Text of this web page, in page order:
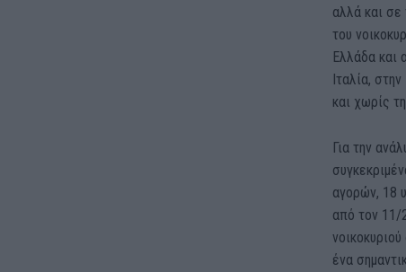
αλλά και
του
Ελλάδα και
Ιταλία,
και χωρίς
Για την
αγορών, 18
από τον 11/
ένα